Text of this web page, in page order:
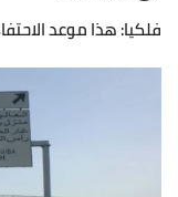
فلكيا: هذا موعد